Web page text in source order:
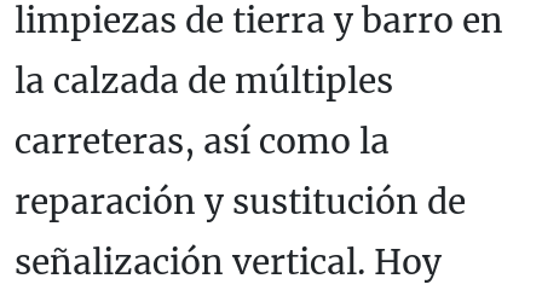
limpiezas de tierra y barro en
la calzada de múltiples
carreteras, así como la
reparación y sustitución de
señalización vertical. Hoy